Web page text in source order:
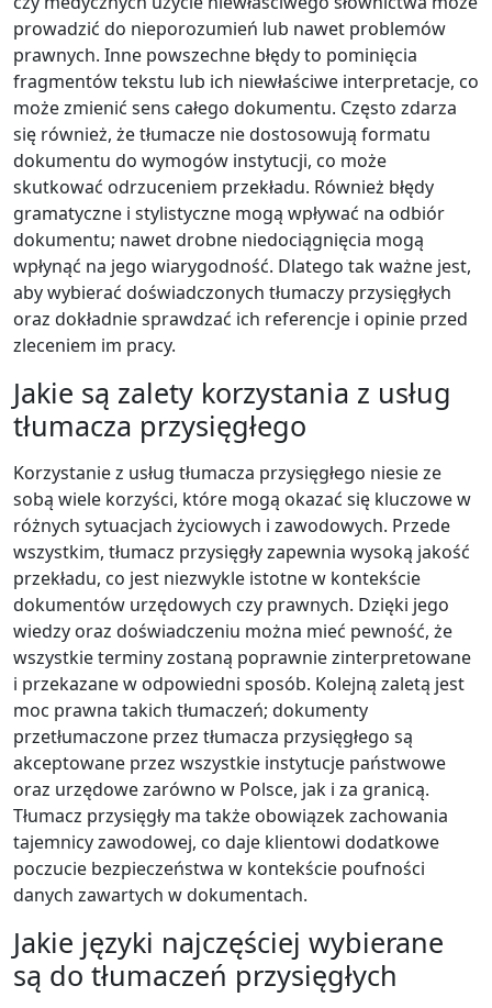
prowadzić do nieporozumień lub nawet problemów
prawnych. Inne powszechne błędy to pominięcia
fragmentów tekstu lub ich niewłaściwe interpretacje, co
może zmienić sens całego dokumentu. Często zdarza
się również, że tłumacze nie dostosowują formatu
dokumentu do wymogów instytucji, co może
skutkować odrzuceniem przekładu. Również błędy
gramatyczne i stylistyczne mogą wpływać na odbiór
dokumentu; nawet drobne niedociągnięcia mogą
wpłynąć na jego wiarygodność. Dlatego tak ważne jest,
aby wybierać doświadczonych tłumaczy przysięgłych
oraz dokładnie sprawdzać ich referencje i opinie przed
zleceniem im pracy.
Jakie są zalety korzystania z usług
tłumacza przysięgłego
Korzystanie z usług tłumacza przysięgłego niesie ze
sobą wiele korzyści, które mogą okazać się kluczowe w
różnych sytuacjach życiowych i zawodowych. Przede
wszystkim, tłumacz przysięgły zapewnia wysoką jakość
przekładu, co jest niezwykle istotne w kontekście
dokumentów urzędowych czy prawnych. Dzięki jego
wiedzy oraz doświadczeniu można mieć pewność, że
wszystkie terminy zostaną poprawnie zinterpretowane
i przekazane w odpowiedni sposób. Kolejną zaletą jest
moc prawna takich tłumaczeń; dokumenty
przetłumaczone przez tłumacza przysięgłego są
akceptowane przez wszystkie instytucje państwowe
oraz urzędowe zarówno w Polsce, jak i za granicą.
Tłumacz przysięgły ma także obowiązek zachowania
tajemnicy zawodowej, co daje klientowi dodatkowe
poczucie bezpieczeństwa w kontekście poufności
danych zawartych w dokumentach.
Jakie języki najczęściej wybierane
są do tłumaczeń przysięgłych